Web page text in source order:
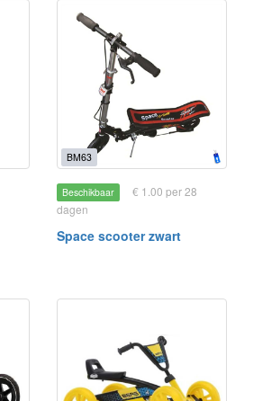
BM63
Beschikbaar
€ 1.00 per 28
dagen
Space scooter zwart